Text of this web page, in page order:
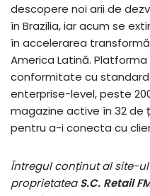
descopere noi arii de
în Brazilia, iar acum se
în accelerarea
America Latină.
conformitate cu
enterprise-level, peste
magazine active în 32 de
pentru a-i conecta cu
Întregul conținut al site-
proprietateaS.C. Retail